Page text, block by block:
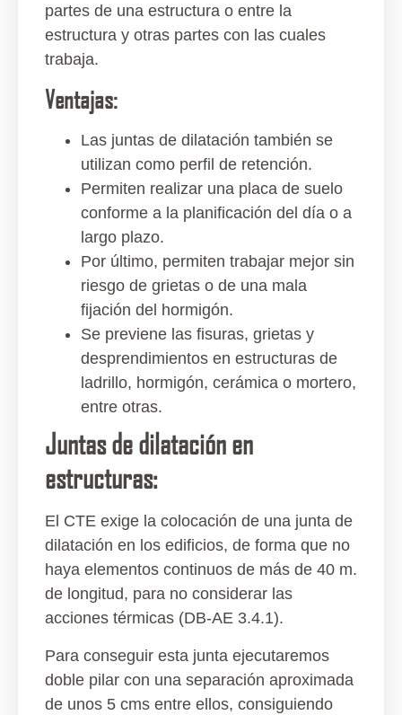
partes de una estructura o entre la
estructura y otras partes con las cuales
trabaja.
Ventajas:
Las juntas de dilatación también se
utilizan como perfil de retención.
Permiten realizar una placa de suelo
conforme a la planificación del día o a
largo plazo.
Por último, permiten trabajar mejor sin
riesgo de grietas o de una mala
fijación del hormigón.
Se previene las fisuras, grietas y
desprendimientos en estructuras de
ladrillo, hormigón, cerámica o mortero,
entre otras.
Juntas de dilatación en
estructuras:
El CTE exige la colocación de una junta de
dilatación en los edificios, de forma que no
haya elementos continuos de más de 40 m.
de longitud, para no considerar las
acciones térmicas (DB-AE 3.4.1).
Para conseguir esta junta ejecutaremos
doble pilar con una separación aproximada
de unos 5 cms entre ellos, consiguiendo